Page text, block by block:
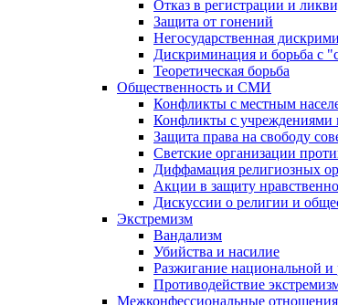
Отказ в регистрации и
Защита от гонений
Негосударственная
Дискриминация и борьба с
Теоретическая борьба
Общественность и СМИ
Конфликты с местным
Конфликты с учреждениями
Защита права на свободу
Светские организации
Диффамация религиозных
Акции в защиту
Дискуссии о религии и
Экстремизм
Вандализм
Убийства и насилие
Разжигание национальной
Противодействие
Межконфессиональные отношения